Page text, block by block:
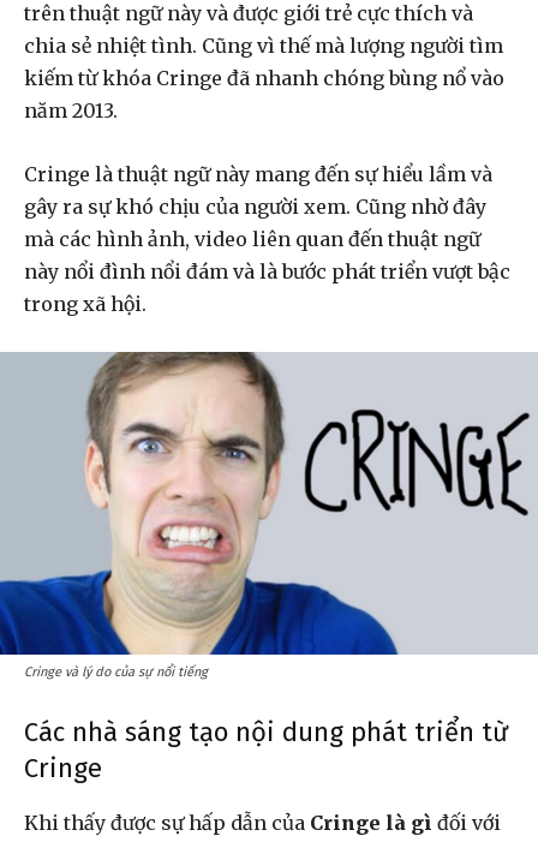
trên thuật ngữ này và được giới trẻ cực thích và
chia sẻ nhiệt tình. Cũng vì thế mà lượng người tìm
kiếm từ khóa Cringe đã nhanh chóng bùng nổ vào
năm 2013.
Cringe là thuật ngữ này mang đến sự hiểu lầm và
gây ra sự khó chịu của người xem. Cũng nhờ đây
mà các hình ảnh, video liên quan đến thuật ngữ
này nổi đình nổi đám và là bước phát triển vượt bậc
trong xã hội.
Cringe và lý do của sự nổi tiếng
Các nhà sáng tạo nội dung phát triển từ
Cringe
Khi thấy được sự hấp dẫn của Cringe là gì đối với